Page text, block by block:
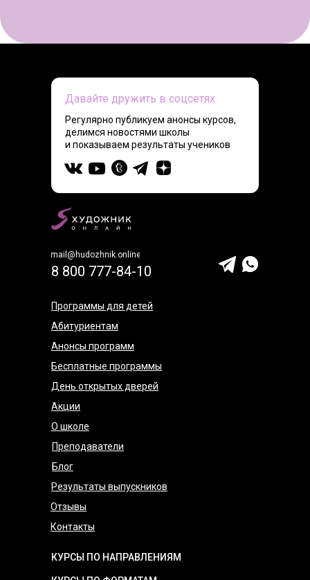
Давайте дружить в соцсетях
mail@hudozhnik.online
Регулярно публикуем анонсы курсов,
делимся новостями школы
и показываем результаты учеников
8 800 777-84-10
КУРСЫ ПО НАПРАВЛЕНИЯМ
Программы для детей
Абитуриентам
Анонсы программ
Бесплатные программы
День открытых дверей
Акции
О школе
Преподаватели
Блог
Результаты выпускников
Отзывы
Контакты